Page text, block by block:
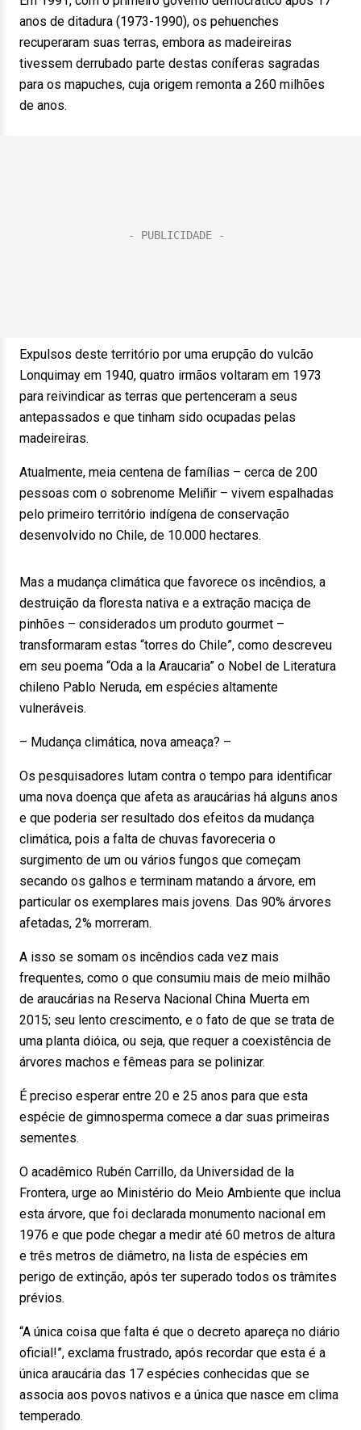
anos de ditadura (1973-1990), os pehuenches
recuperaram suas terras, embora as madeireiras
tivessem derrubado parte destas coníferas sagradas
para os mapuches, cuja origem remonta a 260 milhões
de anos.
Expulsos deste território por uma erupção do vulcão
Lonquimay em 1940, quatro irmãos voltaram em 1973
para reivindicar as terras que pertenceram a seus
antepassados e que tinham sido ocupadas pelas
madeireiras.
Atualmente, meia centena de famílias – cerca de 200
pessoas com o sobrenome Meliñir – vivem espalhadas
pelo primeiro território indígena de conservação
desenvolvido no Chile, de 10.000 hectares.
Mas a mudança climática que favorece os incêndios, a
destruição da floresta nativa e a extração maciça de
pinhões – considerados um produto gourmet –
transformaram estas “torres do Chile”, como descreveu
em seu poema “Oda a la Araucaria” o Nobel de Literatura
chileno Pablo Neruda, em espécies altamente
vulneráveis.
– Mudança climática, nova ameaça? –
Os pesquisadores lutam contra o tempo para identificar
uma nova doença que afeta as araucárias há alguns anos
e que poderia ser resultado dos efeitos da mudança
climática, pois a falta de chuvas favoreceria o
surgimento de um ou vários fungos que começam
secando os galhos e terminam matando a árvore, em
particular os exemplares mais jovens. Das 90% árvores
afetadas, 2% morreram.
A isso se somam os incêndios cada vez mais
frequentes, como o que consumiu mais de meio milhão
de araucárias na Reserva Nacional China Muerta em
2015; seu lento crescimento, e o fato de que se trata de
uma planta dióica, ou seja, que requer a coexistência de
árvores machos e fêmeas para se polinizar.
É preciso esperar entre 20 e 25 anos para que esta
espécie de gimnosperma comece a dar suas primeiras
sementes.
O acadêmico Rubén Carrillo, da Universidad de la
Frontera, urge ao Ministério do Meio Ambiente que inclua
esta árvore, que foi declarada monumento nacional em
1976 e que pode chegar a medir até 60 metros de altura
e três metros de diâmetro, na lista de espécies em
perigo de extinção, após ter superado todos os trâmites
prévios.
“A única coisa que falta é que o decreto apareça no diário
oficial!”, exclama frustrado, após recordar que esta é a
única araucária das 17 espécies conhecidas que se
associa aos povos nativos e a única que nasce em clima
temperado.